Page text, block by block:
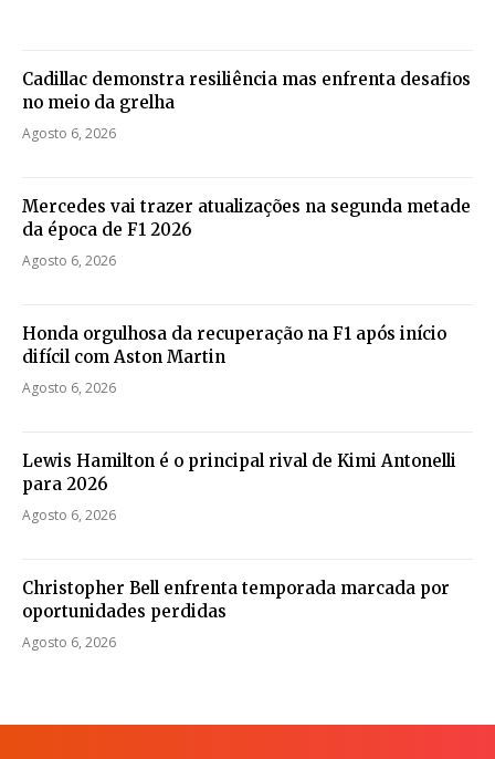
Cadillac demonstra resiliência mas enfrenta desafios
no meio da grelha
Agosto 6, 2026
Mercedes vai trazer atualizações na segunda metade
da época de F1 2026
Agosto 6, 2026
Honda orgulhosa da recuperação na F1 após início
difícil com Aston Martin
Agosto 6, 2026
Lewis Hamilton é o principal rival de Kimi Antonelli
para 2026
Agosto 6, 2026
Christopher Bell enfrenta temporada marcada por
oportunidades perdidas
Agosto 6, 2026